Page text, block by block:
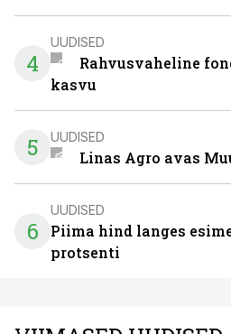
4
UUDISED
Rahvusvaheline
kasvu
5 UUDISED
Linas Agro avas
6
UUDISED
Piima hind langes
protsenti